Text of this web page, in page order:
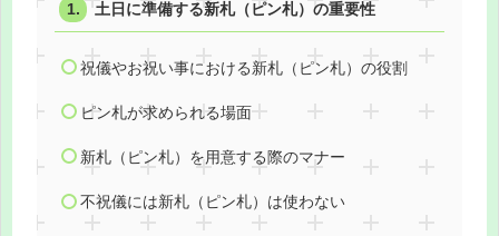
土日に準備する新札（ピン札）の重要性
祝儀やお祝い事における新札（ピン札）の役割
ピン札が求められる場面
新札（ピン札）を用意する際のマナー
不祝儀には新札（ピン札）は使わない